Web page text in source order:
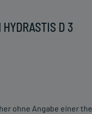
D 3
ohne Angabe einer